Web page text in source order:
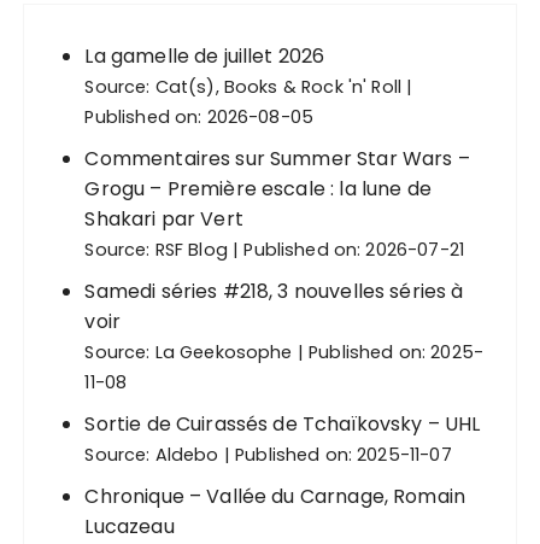
La gamelle de juillet 2026
Source: Cat(s), Books & Rock 'n' Roll
Published on: 2026-08-05
Commentaires sur Summer Star Wars –
Grogu – Première escale : la lune de
Shakari par Vert
Source: RSF Blog Published on: 2026-07-21
Samedi séries #218, 3 nouvelles séries à
voir
Source: La Geekosophe
Published on: 2025-
11-08
Sortie de Cuirassés de Tchaïkovsky – UHL
Source: Aldebo Published on: 2025-11-07
Chronique – Vallée du Carnage, Romain
Lucazeau